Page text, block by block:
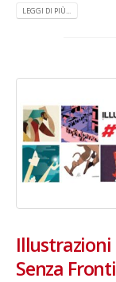
LEGGI DI PIÙ...
Illustrazioni
Senza
Fino al 29 marzo
una campagna
2026